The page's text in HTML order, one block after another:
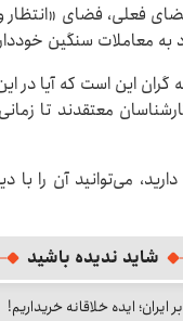
فضای فعلی، فضای
معاملات سنگین
این است که آیا در
معتقدند تا
می‌توانید آن را با
شاید ندیده باشید
ایده خلاقانه خریداریم!